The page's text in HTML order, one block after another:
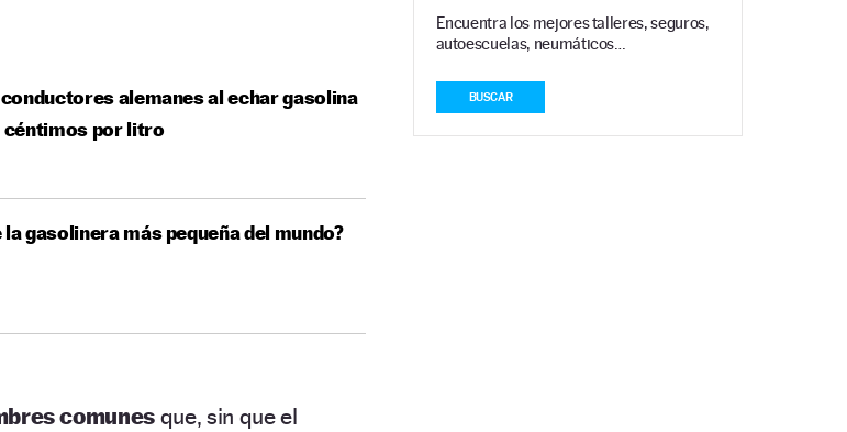
alemanes al echar gasolina
céntimos por litro
gasolinera más pequeña del mundo?
comunesque, sin que el
Encuentra los mejores talleres, seguros,
autoescuelas, neumáticos…
BUSCAR